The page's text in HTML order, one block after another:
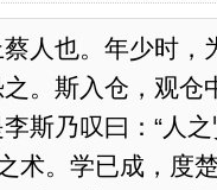
人也。年少时，
。斯入仓，观仓
斯乃叹曰：“人
术。学已成，度